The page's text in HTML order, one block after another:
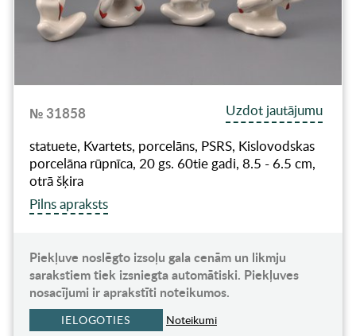
№ 31858
Uzdot jautājumu
statuete, Kvartets, porcelāns, PSRS, Kislovodskas
porcelāna rūpnīca, 20 gs. 60tie gadi, 8.5 - 6.5 cm,
otrā šķira
Pilns apraksts
Piekļuve noslēgto izsoļu gala cenām un likmju
sarakstiem tiek izsniegta automātiski. Piekļuves
nosacījumi ir aprakstīti noteikumos.
IELOGOTIES Noteikumi